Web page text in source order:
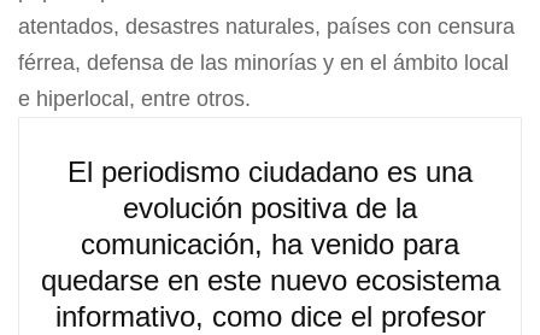
atentados, desastres naturales, países con censura
férrea, defensa de las minorías y en el ámbito local
e hiperlocal, entre otros.
El periodismo ciudadano es una
evolución positiva de la
comunicación, ha venido para
quedarse en este nuevo ecosistema
informativo, como dice el profesor